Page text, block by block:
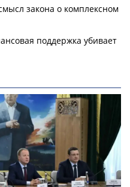
закона о комплексном
поддержка убивает